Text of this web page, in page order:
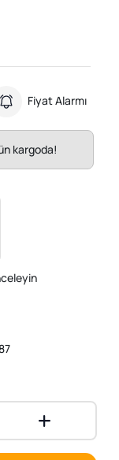
Fiyat Alarmı
kargoda!